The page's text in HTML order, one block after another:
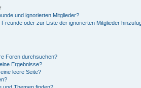
und ignorierten Mitglieder?
oder zur Liste der ignorierten Mitglieder
Foren durchsuchen?
Ergebnisse?
leere Seite?
und Themen finden?